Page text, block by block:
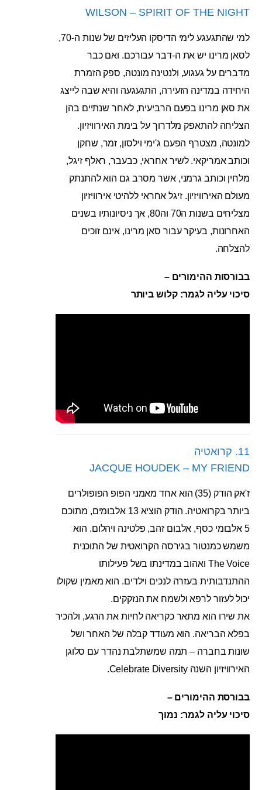
WILSON – SPIRIT OF THE NIGHT
למי שהתגעגע לימי הדיסקו העליזים של שנות ה-70,
לסאן מרינו יש את ה-דבר עבורכם. ואם כבר
מדברים על געגוע, ולנטינה מונטה, ספק הזמרת
היחידה במדינה הזעירה, התגעגעה והיא שבה לייצג
את סאן מרינו בפעם הרביעית, לאחר שנתיים בהן
הצליחה להתאפק מלדרוך על בימת האירוויזיון.
למונטה, מצטרף הפעם ג'ימי וילסון, זמר, שחקן
וכותב אמריקאי. לשיר אחראי, כבעבר, ראלף זיגל,
מלחין וכותב גרמני, אשר מסרב גם הוא להתנתק
מעולם האירוויזיון. זיגל אחראי ללהיטי אירוויזיון
מצליחים בשנות ה70 וה80, אך ניסיונותיו בשנים
האחרונות, בעיקר עבור סאן מרינו, אינם זוכים
להצלחה.
בבורסות ההימורים –
סיכוי עליה לגמר: קלוש ביותר
11. קרואטיה
JACQUE HOUDEK – MY FRIEND
ז'אק הודק (35) הוא אחד מאמני הפופ הפופולרים
ביותר בקרואטיה. הודק הוציא 13 אלבומים, מתוכם
5 אלבומי כסף, אלבום זהב, פלטינה ויהלום. הוא
משמש כמנטור בגירסה הקרואטית של התוכנית
The Voice ואהוב במדינתו בשל פעילותו
ההתנדבותית בעזרה לנכים וילדים. הוא מאמין שקולו
יכול לעזור לרפא ולשמח את הנזקקים.
את שירו הוא מתאר כקריאה לחיות את הרגע, ולהכיר
בפלא הבריאה. הוא מעודד קבלה של האחר ושל
שונות בחברה – תמה שמשתלבת נהדר עם סלוגן
האירוויזיון השנה Celebrate Diversity.
בבורסת ההימורים –
סיכוי עליה לגמר: נמוך